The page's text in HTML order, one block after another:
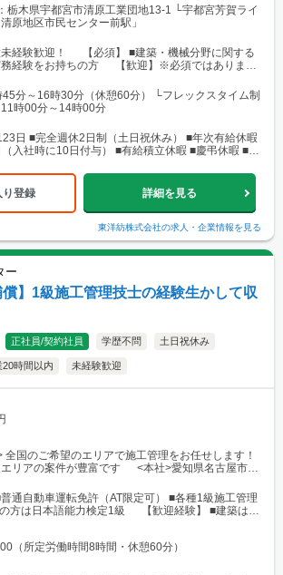
栃木県宇都宮市清原工業団地13-1 └宇都宮芳賀ライ
原地区市民センター前駅」
経験歓迎！ 【必須】 ■建築・機械分野に関する
務経験をお持ちの方 【歓迎】※必須ではありませ
分～16時30分（休憩60分） └フレックスタイム制
11時00分～14時00分
日 ■完全週休2日制（土日祝休み） ■年次有給休暇
入社時に10日付与） ■有給積立休暇 ■慶弔休暇 ■ボ
り登録 詳細を見る
東洋紡株式会社の求人・企業情報を見る
ー
償】1級施工管理技士の経験生かして収
正社員/契約社員 学歴不問 土日祝休み
20時間以内 未経験歓迎
全国のご希望のエリアで施工管理をお任せします！
リアの案件が豊富です <本社>愛知県名古屋市中
最寄駅>名古屋駅より徒歩10分
通自動車運転免許（AT限定可） ■各種1級施工管理
方は日本語能力検定1級 【歓迎経験】 ■建築はも
（所定労働時間8時間・休憩60分）